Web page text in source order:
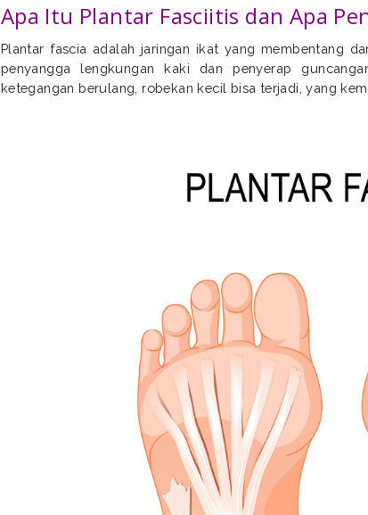
Apa Itu Plantar Fasciitis dan Apa
Plantar fascia adalah jaringan ikat yang membentang
penyangga lengkungan kaki dan penyerap
ketegangan berulang, robekan kecil bisa terjadi, yang